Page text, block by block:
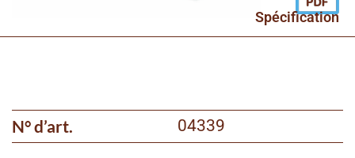
Spécification
N° d’art. 04339